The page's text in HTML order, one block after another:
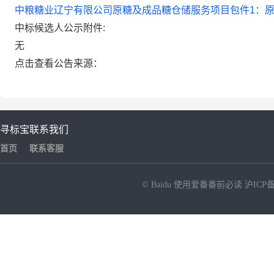
中粮糖业辽宁有限公司原糖及成品糖仓储服务项目包件1：
中标候选人公示附件:
无
点击查看公告来源：
寻标宝
首页
联系我们
联系客服
© Baidu 使用爱番番前必读 沪ICP